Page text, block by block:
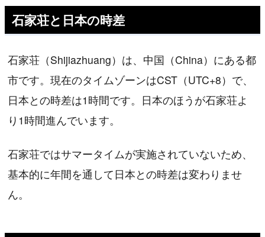
石家荘と日本の時差
石家荘（Shijiazhuang）は、中国（China）にある都
市です。現在のタイムゾーンはCST（UTC+8）で、
日本との時差は1時間です。日本のほうが石家荘よ
り1時間進んでいます。
石家荘ではサマータイムが実施されていないため、
基本的に年間を通して日本との時差は変わりませ
ん。